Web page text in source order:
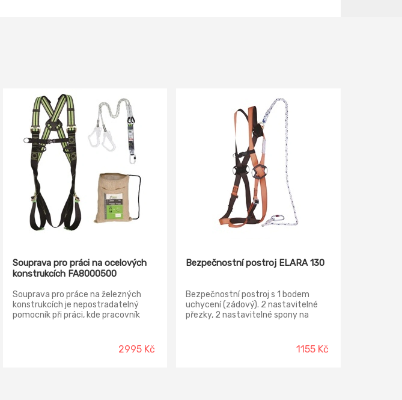
Souprava pro práci na ocelových
konstrukcích FA8000500
Souprava pro práce na železných
konstrukcích je nepostradatelný
pomocník při práci, kde pracovník
přepravní taška, celotělový postroj
2995 Kč
Bezpečnostní postroj ELARA 130
Bezpečnostní postroj s 1 bodem
uchycení (zádový). 2 nastavitelné
přezky, 2 nastavitelné spony na
možnosti odepnutí. 1 spojovací
komponent AM002. Délka lana 1,5m.
1155 Kč